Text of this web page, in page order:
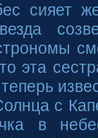
сияет
эта
с
в